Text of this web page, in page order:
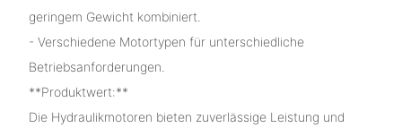
geringem Gewicht kombiniert.
- Verschiedene Motortypen für unterschiedliche
Betriebsanforderungen.
**Produktwert:**
Die Hydraulikmotoren bieten zuverlässige Leistung und